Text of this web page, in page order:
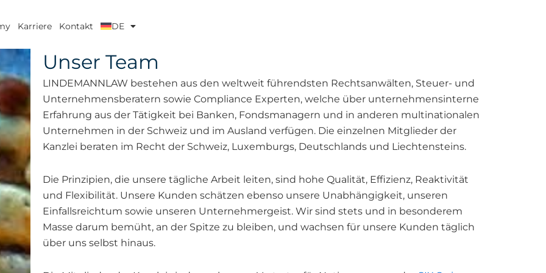
Karriere Kontakt DE
Unser Team
LINDEMANNLAW bestehen aus den weltweit führendsten Rechtsanwälten, Steuer- und
Unternehmensberatern sowie Compliance Experten, welche über unternehmensinterne
Erfahrung aus der Tätigkeit bei Banken, Fondsmanagern und in anderen multinationalen
Unternehmen in der Schweiz und im Ausland verfügen. Die einzelnen Mitglieder der
Kanzlei beraten im Recht der Schweiz, Luxemburgs, Deutschlands und Liechtensteins.
Die Prinzipien, die unsere tägliche Arbeit leiten, sind hohe Qualität, Effizienz, Reaktivität
und Flexibilität. Unsere Kunden schätzen ebenso unsere Unabhängigkeit, unseren
Einfallsreichtum sowie unseren Unternehmergeist. Wir sind stets und in besonderem
Masse darum bemüht, an der Spitze zu bleiben, und wachsen für unsere Kunden täglich
über uns selbst hinaus.